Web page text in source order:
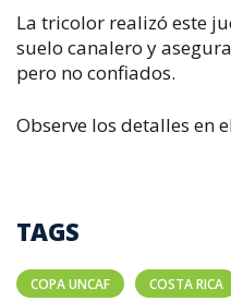
La tricolor realizó este
suelo canalero y
pero no confiados.
Observe los detalles en
TAGS
COPA UNCAF COSTA RICA